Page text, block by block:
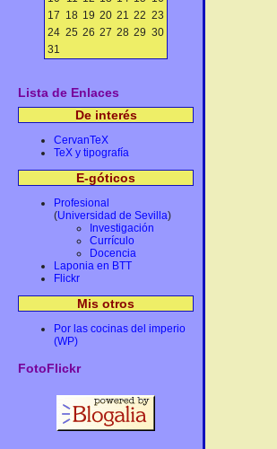
17 18 19 20 21 22 23
24 25 26 27 28 29 30
31
Lista de Enlaces
De interés
CervanTeX
TeX y tipografía
E-góticos
Profesional
(Universidad de Sevilla)
Investigación
Currículo
Docencia
Laponia en BTT
Flickr
Mis otros
Por las cocinas del imperio
(WP)
FotoFlickr